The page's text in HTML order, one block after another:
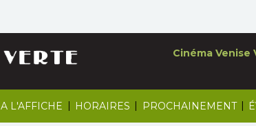
A L'AFFICHE | HORAIRES | PROCHAINEMENT |
Cinéma Venise